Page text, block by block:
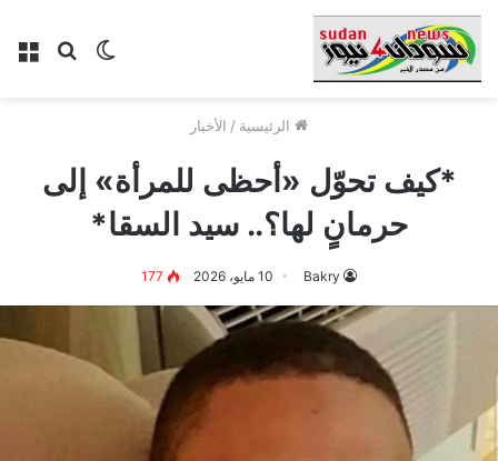
بحث الوضع
الرئيسية / الأخبار
*كيف تحوّل «أحظى للمرأة» إلى
حرمانٍ لها؟.. سيد السقا*
Bakry 10 مايو، 2026 177